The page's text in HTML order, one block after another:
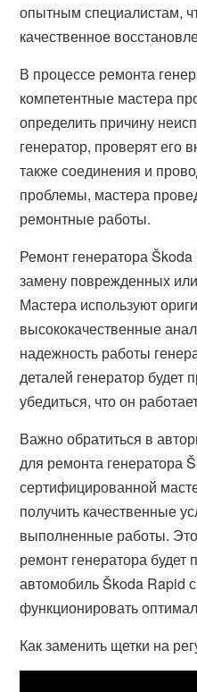
опытным специалистам,
качественное
В процессе ремонта
компетентные мастера
определить причину
генератор, проверят его
также соединения и
проблемы, мастера
ремонтные работы.
Ремонт генератора
замену поврежденных
Мастера используют
высококачественные
надежность работы
деталей генератор будет
убедиться, что он
Важно обратиться в
для ремонта генератора
сертифицированной
получить качественные
выполненные работы.
ремонт генератора
автомобиль Škoda Rapid
функционировать
Как заменить щетки на